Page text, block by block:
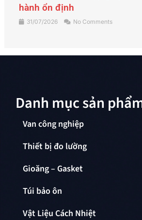
hành ổn định
31/07/2026 No Comments
Danh mục sản
Van công nghiệp
Thiết bị đo lường
Gioăng – Gasket
Túi bảo ôn
Vật Liệu Cách Nhiệt